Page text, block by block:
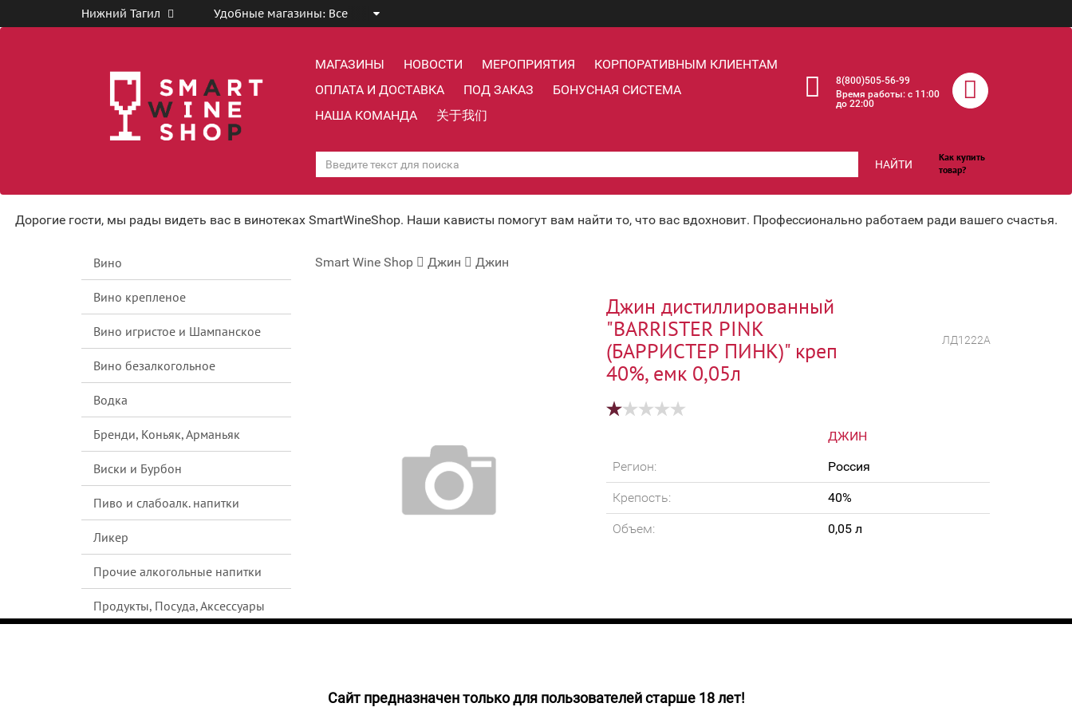
Нижний Тагил Удобные магазины: Все
МАГАЗИНЫ НОВОСТИ МЕРОПРИЯТИЯ
КОРПОРАТИВНЫМ КЛИЕНТАМ
ОПЛАТА И ДОСТАВКА
ПОД ЗАКАЗ
БОНУСНАЯ СИСТЕМА
НАША КОМАНДА
关于我们
8(800)505-56-99
Время работы: c 11:00
до 22:00
НАЙТИ
Как купить
товар?
Дорогие гости, мы рады видеть вас в винотеках SmartWineShop. Наши кависты помогут вам найти то, что вас вдохновит. Профессионально работаем ради вашего счастья.
Вино
Вино крепленое
Вино игристое и Шампанское
Вино безалкогольное
Водка
Бренди, Коньяк, Арманьяк
Виски и Бурбон
Пиво и слабоалк. напитки
Ликер
Прочие алкогольные напитки
Продукты, Посуда, Аксессуары
Smart Wine Shop Джин Джин
Джин дистиллированный
"BARRISTER PINK
(БАРРИСТЕР ПИНК)" креп
40%, емк 0,05л
ЛД1222А
ДЖИН
Регион:
Россия
Крепость: 40%
Объем: 0,05 л
187руб.
Cайт предназначен только для пользователей старше 18 лет!